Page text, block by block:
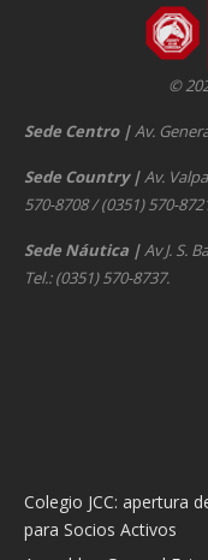
©
Sede Centro |Av.
Sede Country |Av.
570-8708 / (0351) 570-
Sede Náutica |Av J. S.
Tel.: (0351) 570-8737.
Colegio JCC: apertura
para Socios Activos